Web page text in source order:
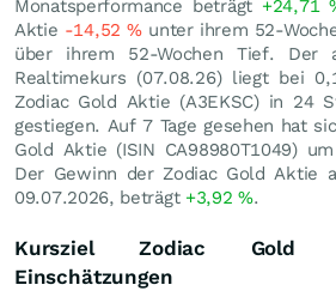
Monatsperformance beträgt +24,71
Aktie -14,52%unter ihrem 52-
über ihrem 52-Wochen Tief. Der
Realtimekurs (07.08.26) liegt bei
Zodiac Gold Aktie (A3EKSC) in 24
gestiegen. Auf 7 Tage gesehen hat
Gold Aktie (ISIN CA98980T1049) um
Der Gewinn der Zodiac Gold Aktie
09.07.2026, beträgt +3,92%.
Kursziel Zodiac Gold
Einschätzungen